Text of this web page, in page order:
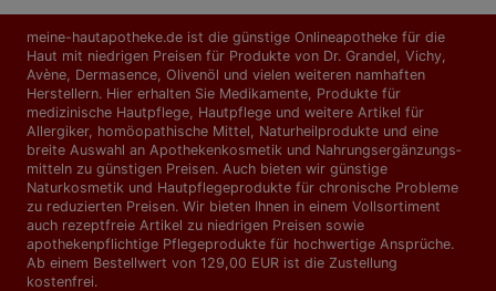
meine-hautapotheke.de ist die günstige Onlineapotheke für die
Haut mit niedrigen Preisen für Produkte von Dr. Grandel, Vichy,
Avène, Dermasence, Olivenöl und vielen weiteren namhaften
Herstellern. Hier erhalten Sie Medikamente, Produkte für
medizinische Hautpflege, Hautpflege und weitere Artikel für
Allergiker, homöopathische Mittel, Naturheilprodukte und eine
breite Auswahl an Apothekenkosmetik und Nahrungs­ergänzungs­
mitteln zu günstigen Preisen. Auch bieten wir günstige
Naturkosmetik und Hautpflegeprodukte für chronische Probleme
zu reduzierten Preisen. Wir bieten Ihnen in einem Vollsortiment
auch rezeptfreie Artikel zu niedrigen Preisen sowie
apothekenpflichtige Pflegeprodukte für hochwertige Ansprüche.
Ab einem Bestellwert von 129,00 EUR ist die Zustellung
kostenfrei.